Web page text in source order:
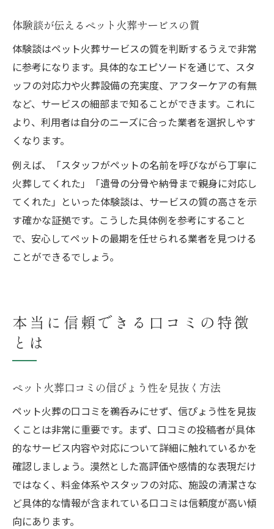
体験談が伝えるペット火葬サービスの質
体験談はペット火葬サービスの質を判断するうえで非常
に参考になります。具体的なエピソードを通じて、スタ
ッフの対応力や火葬設備の充実度、アフターケアの有無
など、サービスの細部まで知ることができます。これに
より、利用者は自分のニーズに合った業者を選択しやす
くなります。
例えば、「スタッフがペットの名前を呼びながら丁寧に
火葬してくれた」「遺骨の分骨や納骨まで親身に対応し
てくれた」といった体験談は、サービスの質の高さを示
す確かな証拠です。こうした具体例を参考にすること
で、安心してペットの最期を任せられる業者を見つける
ことができるでしょう。
本当に信頼できる口コミの特徴
とは
ペット火葬口コミの信ぴょう性を見抜く方法
ペット火葬の口コミを鵜呑みにせず、信ぴょう性を見抜
くことは非常に重要です。まず、口コミの投稿者が具体
的なサービス内容や対応について詳細に触れているかを
確認しましょう。漠然とした高評価や感情的な表現だけ
ではなく、料金体系やスタッフの対応、施設の清潔さな
ど具体的な情報が含まれている口コミは信頼度が高い傾
向にあります。